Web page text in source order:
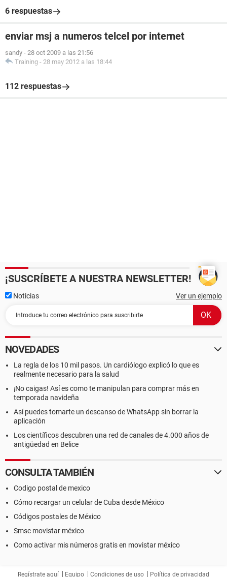
6 respuestas
enviar msj a numeros telcel por internet
sandy - 28 oct 2009 a las 21:56
Training - 28 may 2012 a las 18:44
112 respuestas
¡SUSCRÍBETE A NUESTRA NEWSLETTER!
Noticias Ver un ejemplo
NOVEDADES
La regla de los 10 mil pasos. Un cardiólogo explicó lo que es
realmente necesario para la salud
¡No caigas! Así es como te manipulan para comprar más en
temporada navideña
Así puedes tomarte un descanso de WhatsApp sin borrar la
aplicación
Los científicos descubren una red de canales de 4.000 años de
antigüedad en Belice
CONSULTA TAMBIÉN
Codigo postal de mexico
Cómo recargar un celular de Cuba desde México
Códigos postales de México
Smsc movistar méxico
Como activar mis números gratis en movistar méxico
Regístrate aquí Equipo Condiciones de uso Política de privacidad